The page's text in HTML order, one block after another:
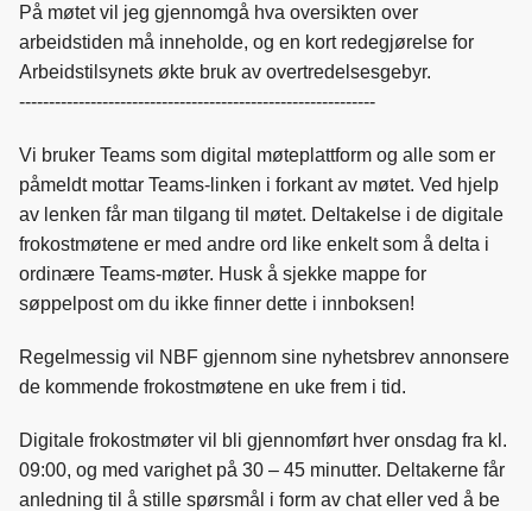
På møtet vil jeg gjennomgå hva oversikten over
arbeidstiden må inneholde, og en kort redegjørelse for
Arbeidstilsynets økte bruk av overtredelsesgebyr.
------------------------------------------------------------
Vi bruker Teams som digital møteplattform og alle som er
påmeldt mottar Teams-linken i forkant av møtet. Ved hjelp
av lenken får man tilgang til møtet. Deltakelse i de digitale
frokostmøtene er med andre ord like enkelt som å delta i
ordinære Teams-møter. Husk å sjekke mappe for
søppelpost om du ikke finner dette i innboksen!
Regelmessig vil NBF gjennom sine nyhetsbrev annonsere
de kommende frokostmøtene en uke frem i tid.
Digitale frokostmøter vil bli gjennomført hver onsdag fra kl.
09:00, og med varighet på 30 – 45 minutter. Deltakerne får
anledning til å stille spørsmål i form av chat eller ved å be